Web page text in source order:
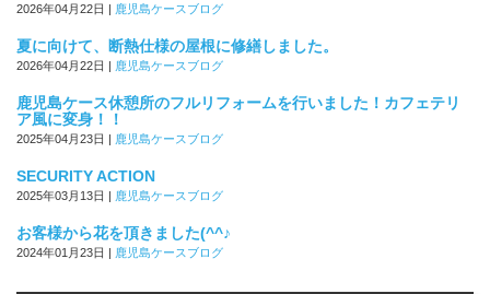
2026年04月22日 | 鹿児島ケースブログ
夏に向けて、断熱仕様の屋根に修繕しました。
2026年04月22日 | 鹿児島ケースブログ
鹿児島ケース休憩所のフルリフォームを行いました！カフェテリ
ア風に変身！！
2025年04月23日 | 鹿児島ケースブログ
SECURITY ACTION
2025年03月13日 | 鹿児島ケースブログ
お客様から花を頂きました(^^♪
2024年01月23日 | 鹿児島ケースブログ